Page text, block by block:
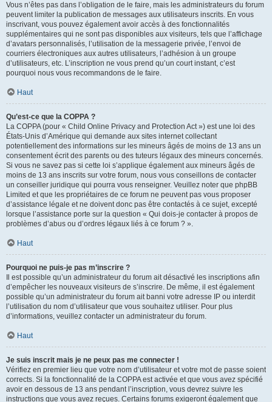
Vous n’êtes pas dans l’obligation de le faire, mais les administrateurs du forum
peuvent limiter la publication de messages aux utilisateurs inscrits. En vous
inscrivant, vous pouvez également avoir accès à des fonctionnalités
supplémentaires qui ne sont pas disponibles aux visiteurs, tels que l’affichage
d’avatars personnalisés, l’utilisation de la messagerie privée, l’envoi de
courriers électroniques aux autres utilisateurs, l’adhésion à un groupe
d’utilisateurs, etc. L’inscription ne vous prend qu’un court instant, c’est
pourquoi nous vous recommandons de le faire.
Haut
Qu’est-ce que la COPPA ?
La COPPA (pour « Child Online Privacy and Protection Act ») est une loi des
États-Unis d’Amérique qui demande aux sites internet collectant
potentiellement des informations sur les mineurs âgés de moins de 13 ans un
consentement écrit des parents ou des tuteurs légaux des mineurs concernés.
Si vous ne savez pas si cette loi s’applique également aux mineurs âgés de
moins de 13 ans inscrits sur votre forum, nous vous conseillons de contacter
un conseiller juridique qui pourra vous renseigner. Veuillez noter que phpBB
Limited et que les propriétaires de ce forum ne peuvent pas vous proposer
d’assistance légale et ne doivent donc pas être contactés à ce sujet, excepté
lorsque l’assistance porte sur la question « Qui dois-je contacter à propos de
problèmes d’abus ou d’ordres légaux liés à ce forum ? ».
Haut
Pourquoi ne puis-je pas m’inscrire ?
Il est possible qu’un administrateur du forum ait désactivé les inscriptions afin
d’empêcher les nouveaux visiteurs de s’inscrire. De même, il est également
possible qu’un administrateur du forum ait banni votre adresse IP ou interdit
l’utilisation du nom d’utilisateur que vous souhaitez utiliser. Pour plus
d’informations, veuillez contacter un administrateur du forum.
Haut
Je suis inscrit mais je ne peux pas me connecter !
Vérifiez en premier lieu que votre nom d’utilisateur et votre mot de passe soient
corrects. Si la fonctionnalité de la COPPA est activée et que vous avez spécifié
avoir en dessous de 13 ans pendant l’inscription, vous devrez suivre les
instructions que vous avez reçues. Certains forums exigeront également que